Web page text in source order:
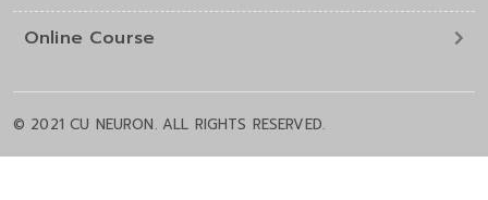
Online Course
© 2021 CU NEURON. ALL RIGHTS RESERVED.